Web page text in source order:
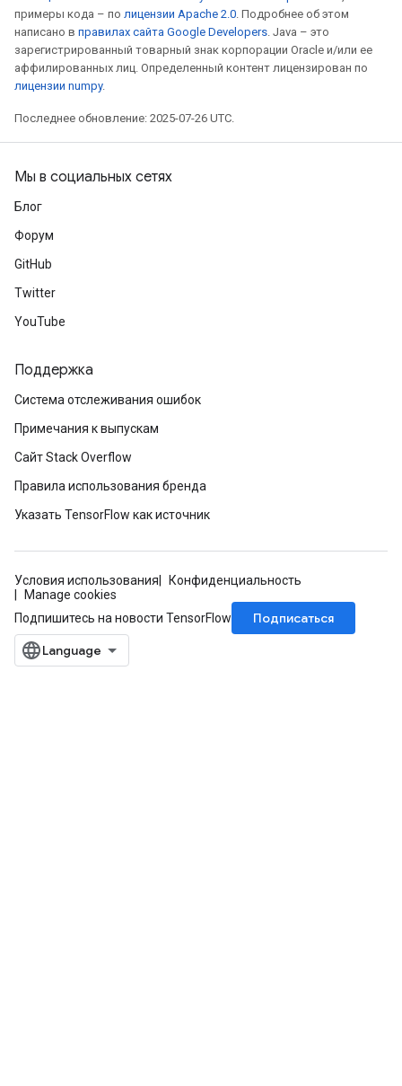
примеры кода – по лицензии Apache 2.0. Подробнее об этом
написано в правилах сайта Google Developers. Java – это
зарегистрированный товарный знак корпорации Oracle и/или ее
аффилированных лиц. Определенный контент лицензирован по
лицензии numpy.
Последнее обновление: 2025-07-26 UTC.
Мы в социальных сетях
Блог
Форум
GitHub
Twitter
YouTube
Поддержка
Система отслеживания ошибок
Примечания к выпускам
Сайт Stack Overflow
Правила использования бренда
Указать TensorFlow как источник
Условия использования
Конфиденциальность
Manage cookies
Подпишитесь на новости TensorFlow
Подписаться